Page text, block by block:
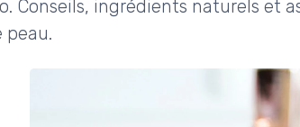
Conseils, ingrédients naturels et
peau.